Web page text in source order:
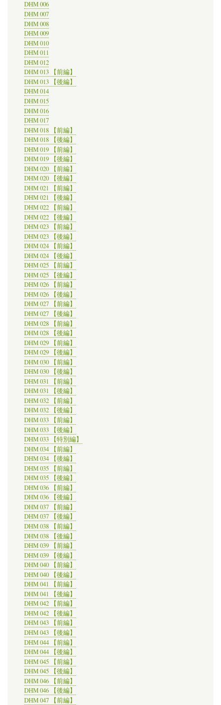
DHM 006
DHM 007
DHM 008
DHM 009
DHM 010
DHM 011
DHM 012
DHM 013 【前編】
DHM 013 【後編】
DHM 014
DHM 015
DHM 016
DHM 017
DHM 018 【前編】
DHM 018 【後編】
DHM 019 【前編】
DHM 019 【後編】
DHM 020 【前編】
DHM 020 【後編】
DHM 021 【前編】
DHM 021 【後編】
DHM 022 【前編】
DHM 022 【後編】
DHM 023 【前編】
DHM 023 【後編】
DHM 024 【前編】
DHM 024 【後編】
DHM 025 【前編】
DHM 025 【後編】
DHM 026 【前編】
DHM 026 【後編】
DHM 027 【前編】
DHM 027 【後編】
DHM 028 【前編】
DHM 028 【後編】
DHM 029 【前編】
DHM 029 【後編】
DHM 030 【前編】
DHM 030 【後編】
DHM 031 【前編】
DHM 031 【後編】
DHM 032 【前編】
DHM 032 【後編】
DHM 033 【前編】
DHM 033 【後編】
DHM 033 【特別編】
DHM 034 【前編】
DHM 034 【後編】
DHM 035 【前編】
DHM 035 【後編】
DHM 036 【前編】
DHM 036 【後編】
DHM 037 【前編】
DHM 037 【後編】
DHM 038 【前編】
DHM 038 【後編】
DHM 039 【前編】
DHM 039 【後編】
DHM 040 【前編】
DHM 040 【後編】
DHM 041 【前編】
DHM 041 【後編】
DHM 042 【前編】
DHM 042 【後編】
DHM 043 【前編】
DHM 043 【後編】
DHM 044 【前編】
DHM 044 【後編】
DHM 045 【前編】
DHM 045 【後編】
DHM 046 【前編】
DHM 046 【後編】
DHM 047 【前編】